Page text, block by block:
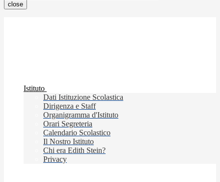
close
Istituto
Dati Istituzione Scolastica
Dirigenza e Staff
Organigramma d'Istituto
Orari Segreteria
Calendario Scolastico
Il Nostro Istituto
Chi era Edith Stein?
Privacy